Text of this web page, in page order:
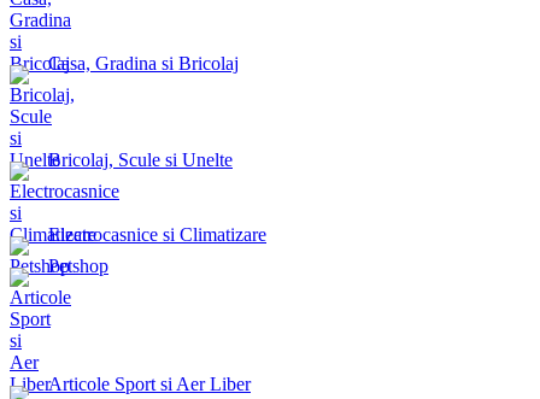
Casa, Gradina si Bricolaj
Bricolaj, Scule si Unelte
Electrocasnice si Climatizare
Petshop
Articole Sport si Aer Liber